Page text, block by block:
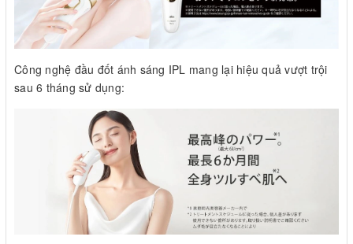
Công nghệ đầu đốt ánh sáng IPL mang lại hiệu quả vượt trội
sau 6 tháng sử dụng: